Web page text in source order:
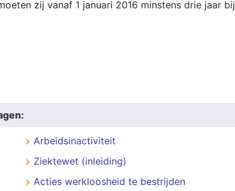
zij vanaf 1 januari 2016 minstens drie jaar bij
Arbeidsinactiviteit
Ziektewet (inleiding)
Acties werkloosheid te bestrijden